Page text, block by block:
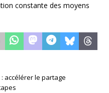
constante des moyens
accélérer le partage